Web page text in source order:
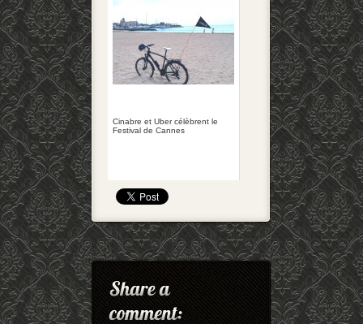
Cinabre et Uber célèbrent le
Festival de Cannes